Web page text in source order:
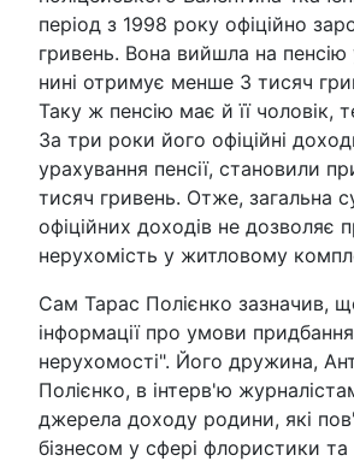
період з 1998 року офіційно
гривень. Вона вийшла на пенсію
нині отримує менше 3 тисяч
Таку ж пенсію має й її чоловік,
За три роки його офіційні
урахування пенсії, становили
тисяч гривень. Отже, загальна
офіційних доходів не дозволяє
нерухомість у житловому
Сам Тарас Полієнко зазначив,
інформації про умови придбання
нерухомості". Його дружина,
Полієнко, в інтерв'ю
джерела доходу родини, які
бізнесом у сфері флористики